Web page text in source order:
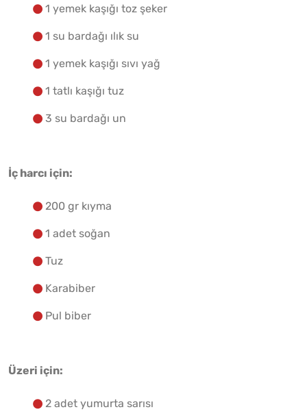
1 yemek kaşığı toz şeker
1 su bardağı ılık su
1 yemek kaşığı sıvı yağ
1 tatlı kaşığı tuz
3 su bardağı un
İç harcı için:
200 gr kıyma
1 adet soğan
Tuz
Karabiber
Pul biber
Üzeri için:
2 adet yumurta sarısı